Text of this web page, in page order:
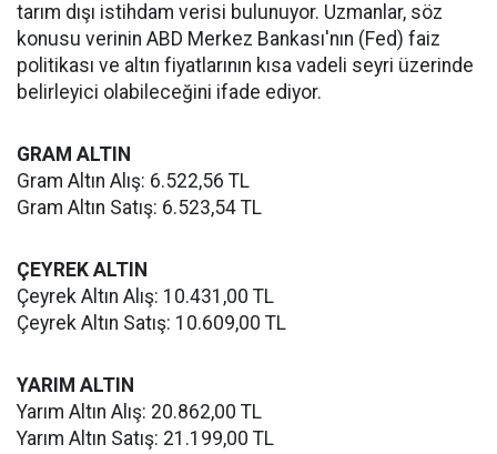
tarım dışı istihdam verisi bulunuyor. Uzmanlar, söz
konusu verinin ABD Merkez Bankası'nın (Fed) faiz
politikası ve altın fiyatlarının kısa vadeli seyri üzerinde
belirleyici olabileceğini ifade ediyor.
GRAM ALTIN
Gram Altın Alış: 6.522,56 TL
Gram Altın Satış: 6.523,54 TL
ÇEYREK ALTIN
Çeyrek Altın Alış: 10.431,00 TL
Çeyrek Altın Satış: 10.609,00 TL
YARIM ALTIN
Yarım Altın Alış: 20.862,00 TL
Yarım Altın Satış: 21.199,00 TL